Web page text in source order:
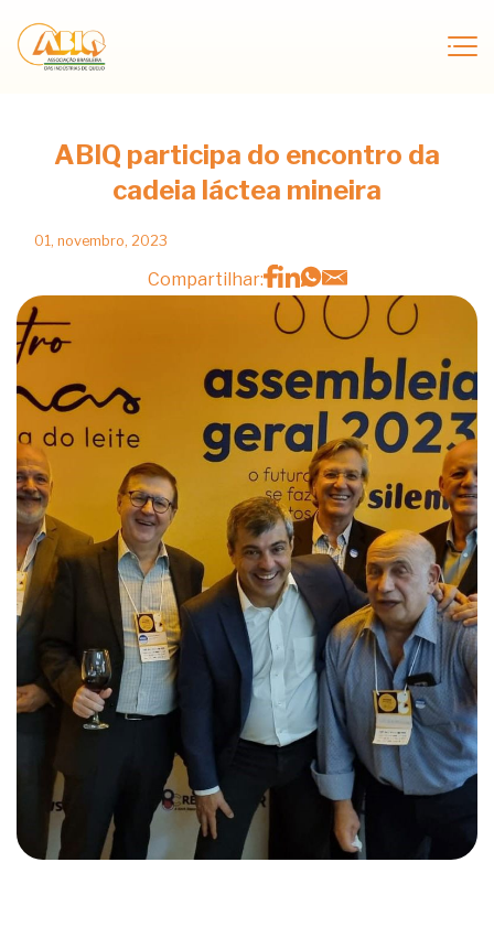
ABIQ participa do encontro da
cadeia láctea mineira
01, novembro, 2023
Compartilhar: